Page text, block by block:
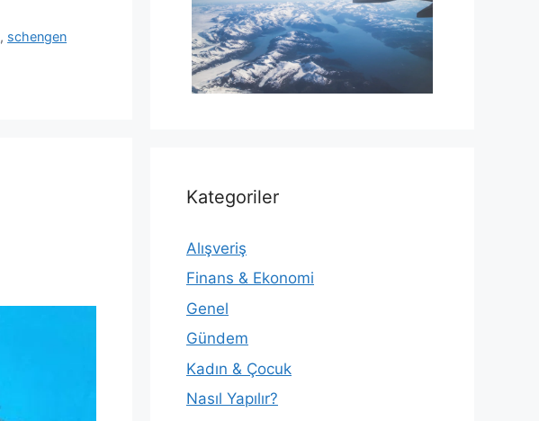
, schengen
Kategoriler
Alışveriş
Finans & Ekonomi
Genel
Gündem
Kadın & Çocuk
Nasıl Yapılır?